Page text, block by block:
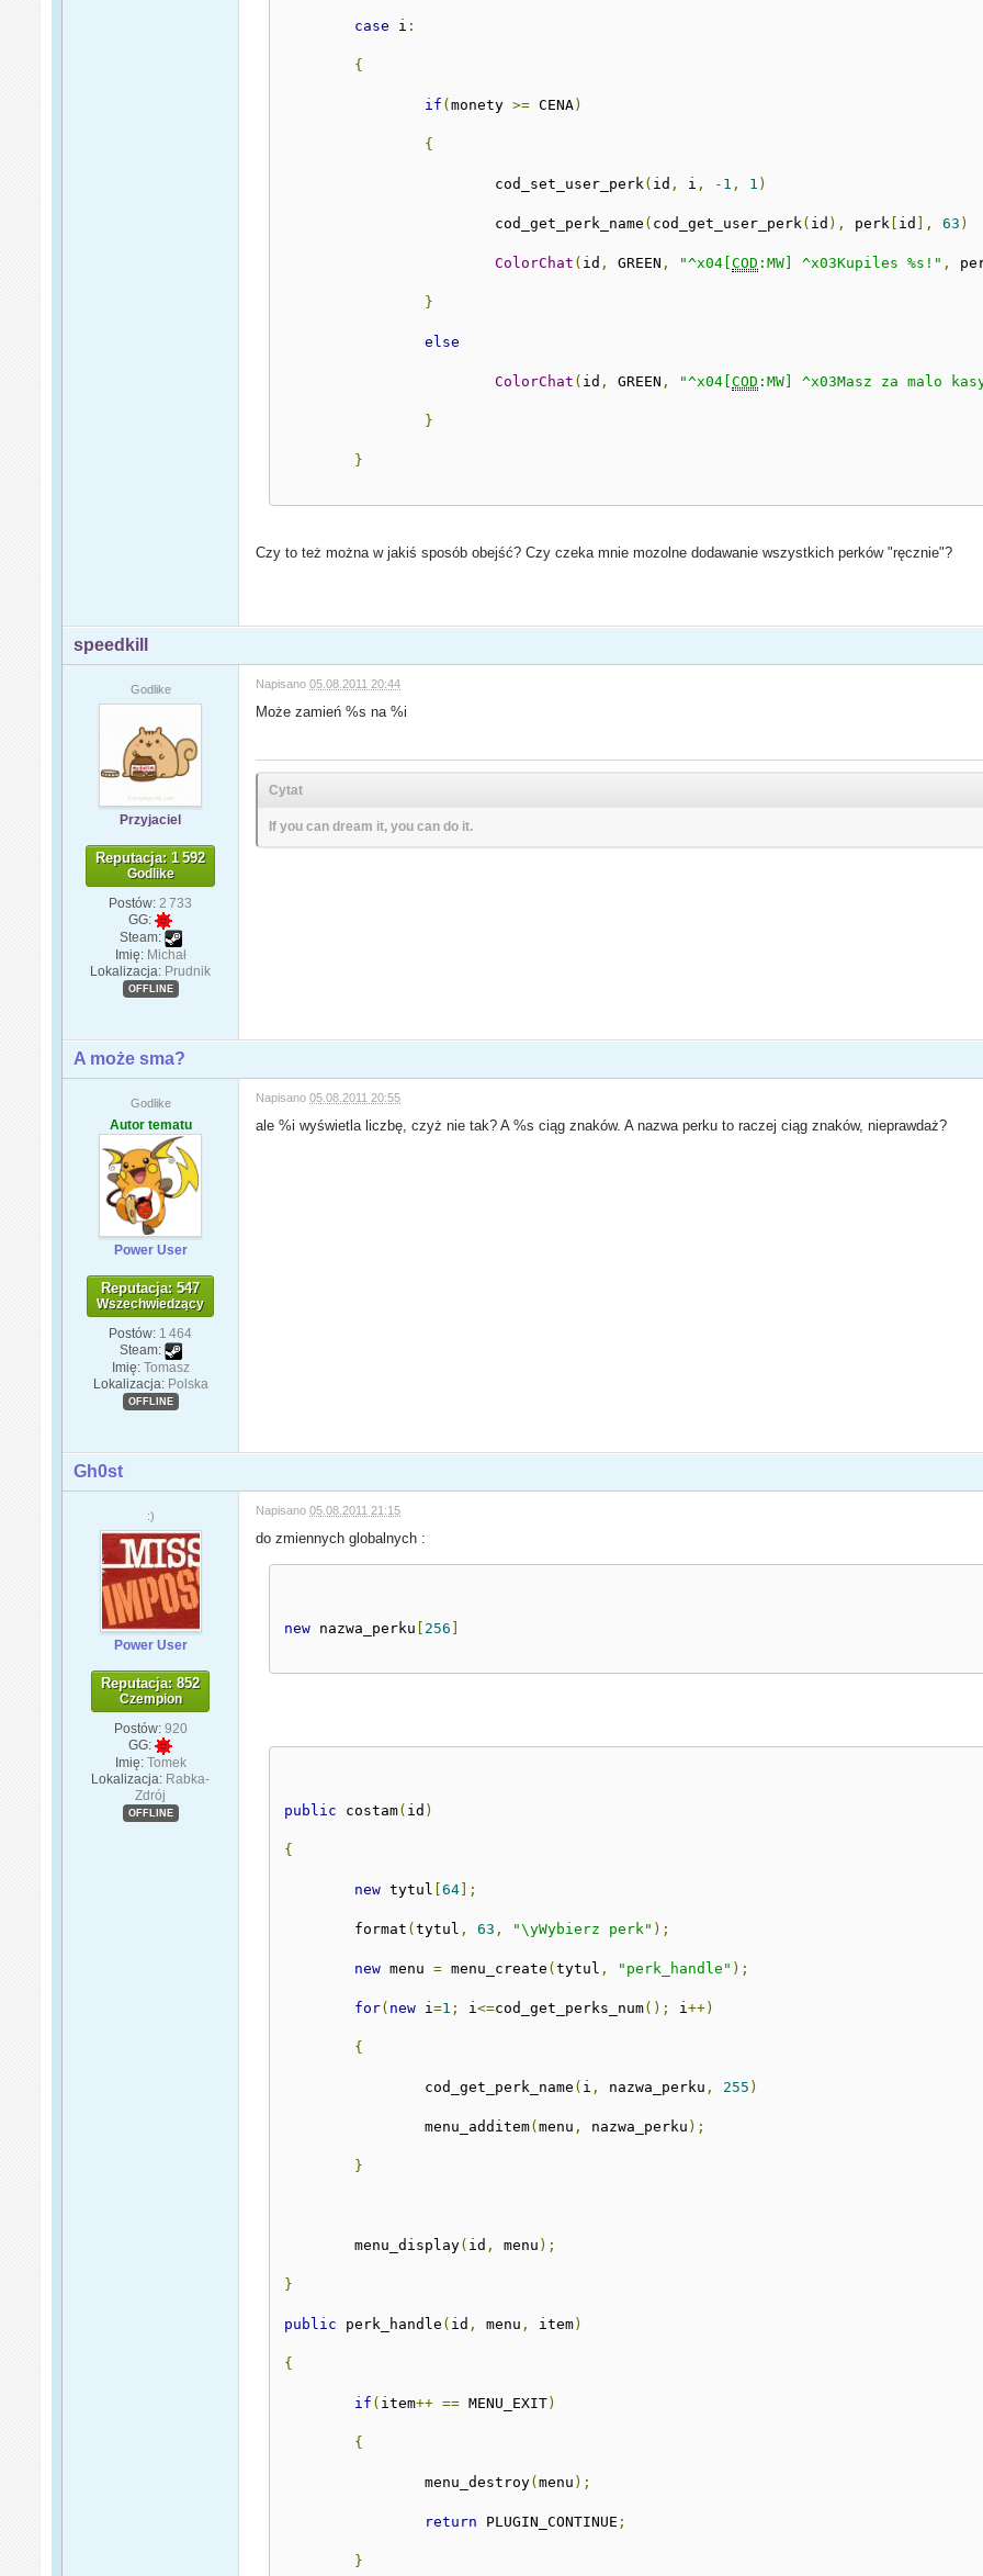
case i :
{
if (monety >= CENA)
{
			cod_set_user_perk
( id , i , - 1 , 1 )
			cod_get_perk_name
( cod_get_user_perk( id ), perk id ], 63 )
ColorChat ( id , GREEN , "^x04[COD :MW] ^x03Kupiles %s!" ,
}
else
ColorChat ( id , GREEN , "^x04[COD :MW] ^x03Masz za malo
}
}
Czy to też można w jakiś sposób obejść? Czy czeka mnie mozolne dodawanie wszystkich perków "ręcznie"?
speedkill
Godlike
Przyjaciel
Reputacja: 1 592
Godlike
Postów: 2 733
GG:
Steam:
Imię: Michał
Lokalizacja: Prudnik
OFFLINE
Napisano05.08.2011 20:44
Może zamień %s na %i
Cytat
If you can dream it, you can do it.
A może sma?
Godlike
Autor tematu
Power User
Reputacja: 547
Wszechwiedzący
Postów: 1 464
Steam:
Imię: Tomasz
Lokalizacja: Polska
OFFLINE
Napisano05.08.2011 20:55
ale %i wyświetla liczbę, czyż nie tak? A %s ciąg znaków. A nazwa perku to raczej ciąg znaków, nieprawdaż?
Gh0st
:)
Power User
Reputacja: 852
Czempion
Postów: 920
GG:
Imię: Tomek
Lokalizacja: Rabka-
Zdrój
OFFLINE
Napisano05.08.2011 21:15
do zmiennych globalnych :
new nazwa_perku 256
public costam( id )
{
new tytul [64 ];
	format
(tytul , 63 , "\yWybierz perk" );
new menu = menu_create (tytul , "perk_handle" );
for( new i=1 ; i<=cod_get_perks_num(); i++)
{
		cod_get_perk_name
( i , nazwa_perku , 255 )
		menu_additem
(menu , nazwa_perku );
}
	menu_display
( id , menu );
}
public perk_handle ( id , menu , item)
{
if ( item++ == MENU_EXIT)
{
		menu_destroy
(menu );
return PLUGIN_CONTINUE ;
}